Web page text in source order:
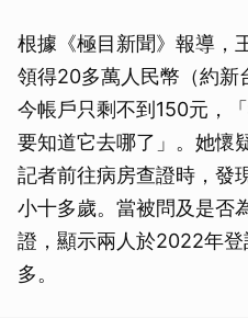
根據《極目新聞》報導，
領得20多萬人民幣（約新
今帳戶只剩不到150元，
要知道它去哪了」。她懷
記者前往病房查證時，發
小十多歲。當被問及是否
證，顯示兩人於2022年
多。